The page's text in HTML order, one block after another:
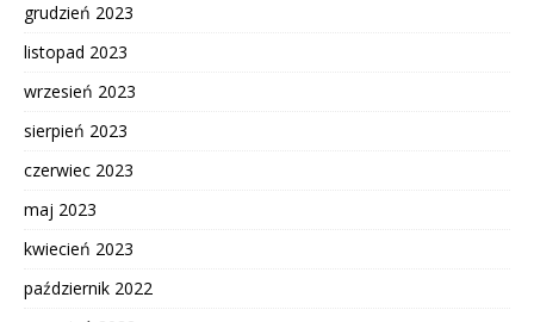
grudzień 2023
listopad 2023
wrzesień 2023
sierpień 2023
czerwiec 2023
maj 2023
kwiecień 2023
październik 2022